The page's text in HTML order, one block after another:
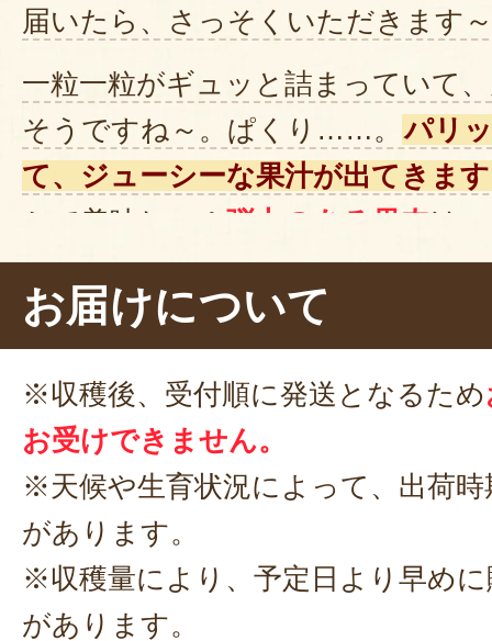
届いたら、さっそくいただきます
一粒一粒がギュッと詰まっていて
そうですね～。ぱくり……。 パリ
て、ジューシーな果汁が出てきま
かで美味しい！ 弾力のある果肉は
ますね。とっても満足感のある味
お届けについて
※収穫後、受付順に発送となるため
お受けできません。
※天候や生育状況によって、出荷
があります。
※収穫量により、予定日より早め
があります。